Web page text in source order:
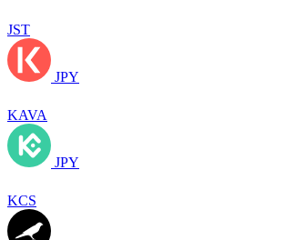
JST
JPY
KAVA
JPY
KCS